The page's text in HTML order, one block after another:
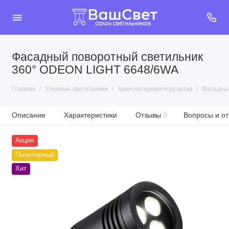
Фасадный поворотный светильник
360° ODEON LIGHT 6648/6WA
Главная Уличные светильники Архитектурная подсветка
Описание Характеристики Отзывы 0 Вопросы и
Акция
Популярный
Хит